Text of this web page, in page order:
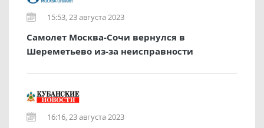
15:53, 23 августа 2023
Самолет Москва-Сочи вернулся в
Шереметьево из-за неисправности
16:16, 23 августа 2023